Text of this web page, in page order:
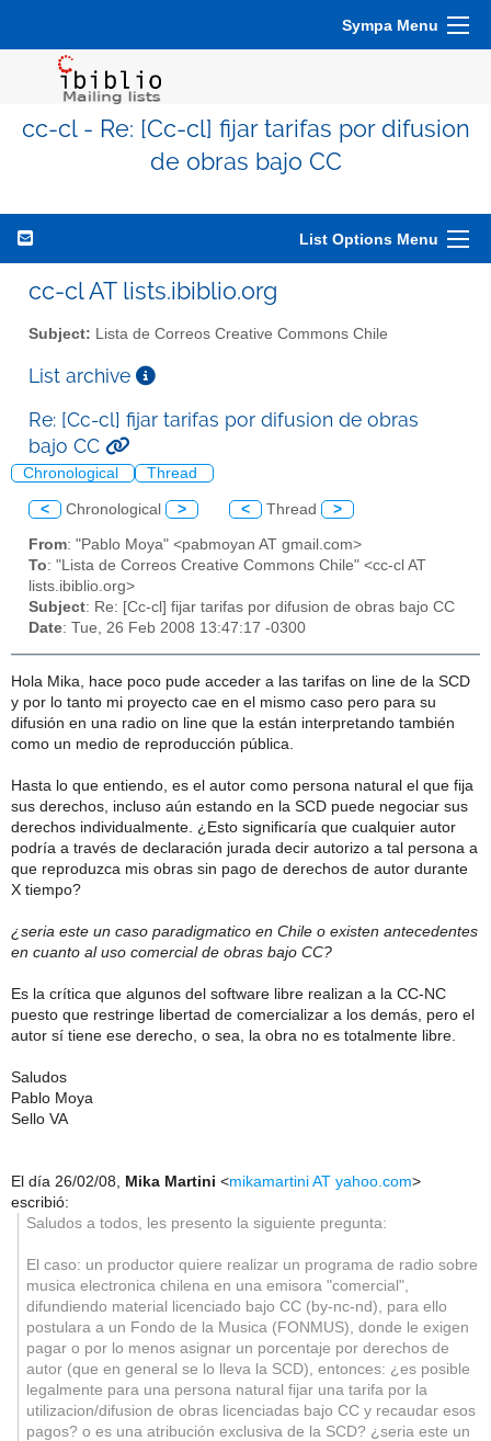
Sympa Menu
cc-cl - Re: [Cc-cl] fijar tarifas por difusion
de obras bajo CC
List Options Menu
cc-cl AT lists.ibiblio.org
Subject: Lista de Correos Creative Commons Chile
List archive
Re: [Cc-cl] fijar tarifas por difusion de obras
bajo CC
Chronological Thread
< Chronological > < Thread >
From: "Pablo Moya" <pabmoyan AT gmail.com>
To: "Lista de Correos Creative Commons Chile" <cc-cl AT
lists.ibiblio.org>
Subject: Re: [Cc-cl] fijar tarifas por difusion de obras bajo CC
Date: Tue, 26 Feb 2008 13:47:17 -0300
Hola Mika, hace poco pude acceder a las tarifas on line de la SCD
y por lo tanto mi proyecto cae en el mismo caso pero para su
difusión en una radio on line que la están interpretando también
como un medio de reproducción pública.
Hasta lo que entiendo, es el autor como persona natural el que fija
sus derechos, incluso aún estando en la SCD puede negociar sus
derechos individualmente. ¿Esto significaría que cualquier autor
podría a través de declaración jurada decir autorizo a tal persona a
que reproduzca mis obras sin pago de derechos de autor durante
X tiempo?
¿seria este un caso paradigmatico en Chile o existen antecedentes
en cuanto al uso comercial de obras bajo CC?
Es la crítica que algunos del software libre realizan a la CC-NC
puesto que restringe libertad de comercializar a los demás, pero el
autor sí tiene ese derecho, o sea, la obra no es totalmente libre.
Saludos
Pablo Moya
Sello VA
El día 26/02/08, Mika Martini <mikamartini AT yahoo.com>
escribió:
Saludos a todos, les presento la siguiente pregunta:
El caso: un productor quiere realizar un programa de radio sobre
musica electronica chilena en una emisora "comercial",
difundiendo material licenciado bajo CC (by-nc-nd), para ello
postulara a un Fondo de la Musica (FONMUS), donde le exigen
pagar o por lo menos asignar un porcentaje por derechos de
autor (que en general se lo lleva la SCD), entonces: ¿es posible
legalmente para una persona natural fijar una tarifa por la
utilizacion/difusion de obras licenciadas bajo CC y recaudar esos
pagos? o es una atribución exclusiva de la SCD? ¿seria este un